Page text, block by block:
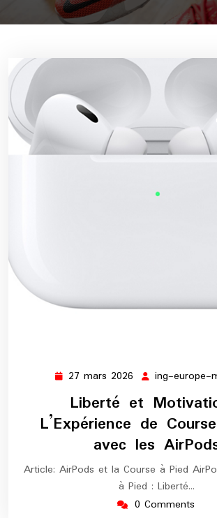
27 mars 2026 27
mars
2026
ing-europe-
Liberté et
L’Expérience de
avec les
Article: AirPods et la Course à Pied
à Pied : Liberté…
0 Comments